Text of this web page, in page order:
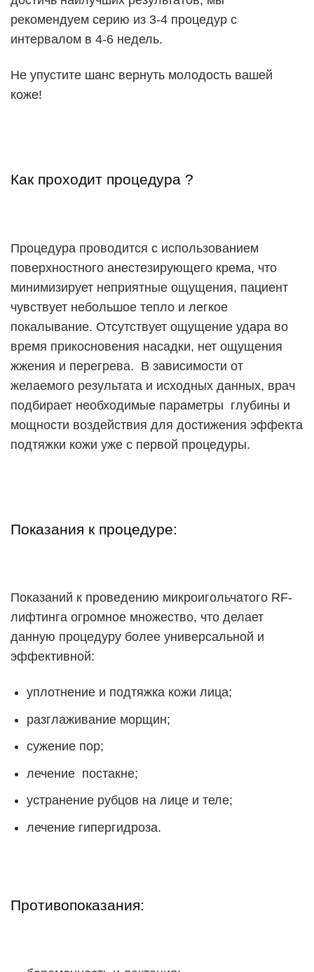
рекомендуем серию из 3-4 процедур с
интервалом в 4-6 недель.
Не упустите шанс вернуть молодость вашей
коже!
Как проходит процедура ?
Процедура проводится с использованием
поверхностного анестезирующего крема, что
минимизирует неприятные ощущения, пациент
чувствует небольшое тепло и легкое
покалывание. Отсутствует ощущение удара во
время прикосновения насадки, нет ощущения
жжения и перегрева. В зависимости от
желаемого результата и исходных данных, врач
подбирает необходимые параметры глубины и
мощности воздействия для достижения эффекта
подтяжки кожи уже с первой процедуры.
Показания к процедуре:
Показаний к проведению микроигольчатого RF-
лифтинга огромное множество, что делает
данную процедуру более универсальной и
эффективной:
уплотнение и подтяжка кожи лица;
разглаживание морщин;
сужение пор;
лечение постакне;
устранение рубцов на лице и теле;
лечение гипергидроза.
Противопоказания: